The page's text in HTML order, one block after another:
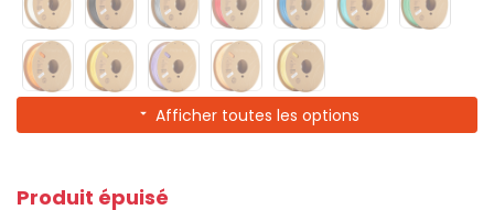
Afficher toutes les options
Produit épuisé